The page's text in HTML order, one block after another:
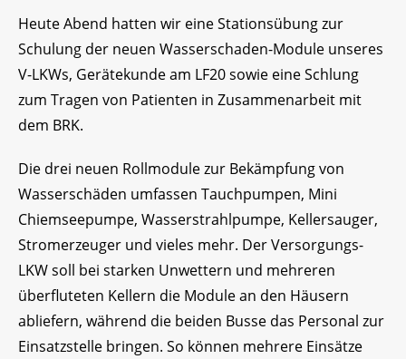
Heute Abend hatten wir eine Stationsübung zur
Schulung der neuen Wasserschaden-Module unseres
V-LKWs, Gerätekunde am LF20 sowie eine Schlung
zum Tragen von Patienten in Zusammenarbeit mit
dem BRK.
Die drei neuen Rollmodule zur Bekämpfung von
Wasserschäden umfassen Tauchpumpen, Mini
Chiemseepumpe, Wasserstrahlpumpe, Kellersauger,
Stromerzeuger und vieles mehr. Der Versorgungs-
LKW soll bei starken Unwettern und mehreren
überfluteten Kellern die Module an den Häusern
abliefern, während die beiden Busse das Personal zur
Einsatzstelle bringen. So können mehrere Einsätze